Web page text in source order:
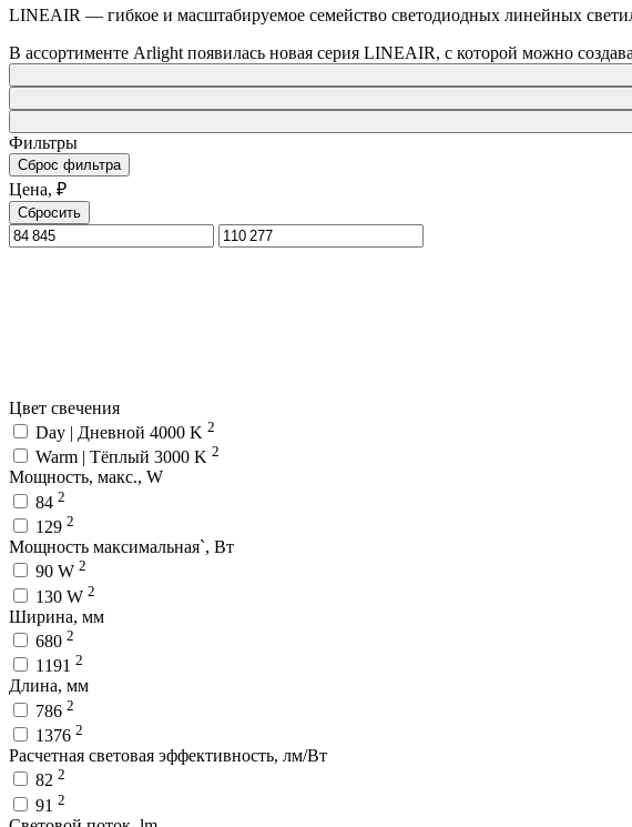
LINEAIR — гибкое и масштабируемое семейство светодиодных линейных
В ассортименте Arlight появилась новая серия LINEAIR, с которой можно
Фильтры
Сброс фильтра
Цена, ₽
Сбросить
Цвет свечения
Day | Дневной 4000 K 2
Warm | Тёплый 3000 K 2
Мощность, макс., W
84 2
129 2
Мощность максимальная`, Вт
90 W 2
130 W 2
Ширина, мм
680 2
1191 2
Длина, мм
786 2
1376 2
Расчетная световая эффективность, лм/Вт
82 2
91 2